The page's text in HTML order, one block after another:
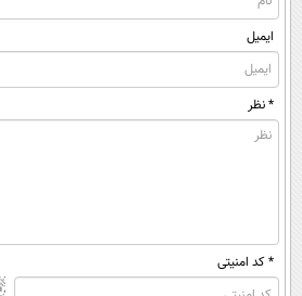
ایمیل
* نظر
* کد امنیتی